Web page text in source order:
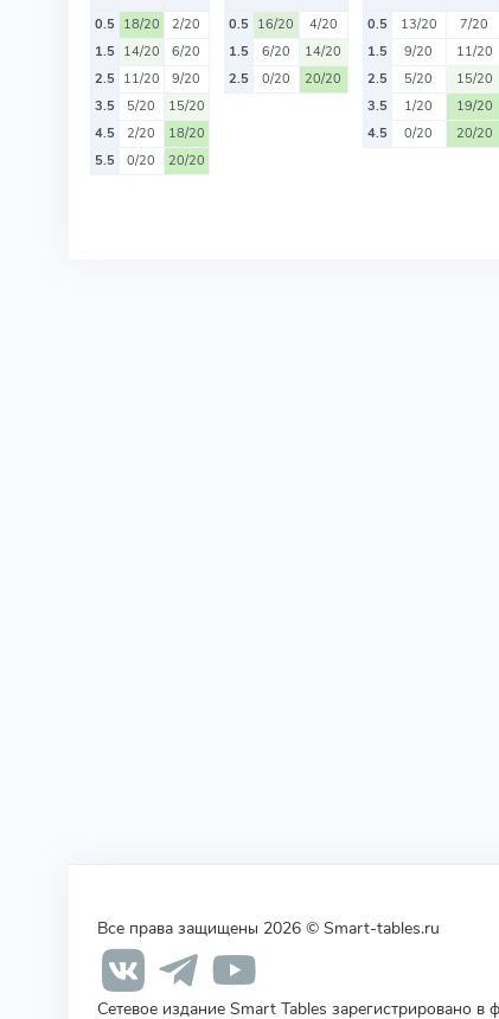
0.5 18/20
2/20
1.5 14/20
6/20
2.5 11/20
9/20
3.5
5/20
15/20
4.5
2/20
18/20
5.5
0/20 20/20
0.5 16/20
4/20
1.5
6/20
14/20
2.5
0/20 20/20
0.5
13/20
7/20
1.5
9/20
11/20
2.5
5/20
15/20
3.5
1/20
19/20
4.5
0/20 20/20
Все права защищены 2026 © Smart-tables.ru
Сетевое издание Smart Tables зарегистрировано